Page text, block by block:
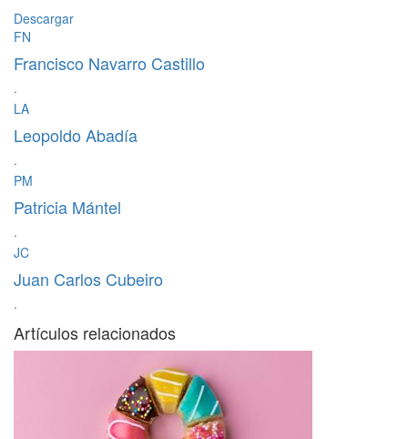
Descargar
FN
Francisco Navarro Castillo
·
LA
Leopoldo Abadía
·
PM
Patricia Mántel
·
JC
Juan Carlos Cubeiro
·
Artículos relacionados